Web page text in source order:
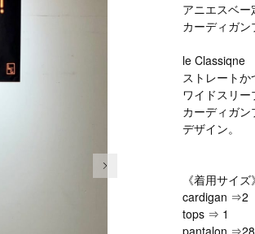
アニエスベー
カーディガン
le Classiqne
ストレートか
ワイドスリー
カーディガ
デザイン。
《着用サイズ》
cardigan ⇒2
tops ⇒ 1
pantalon